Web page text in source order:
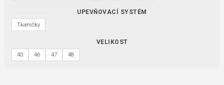
UPEVŇOVACÍ SYSTÉM
Tkaničky
VELIKOST
40 46 47 48